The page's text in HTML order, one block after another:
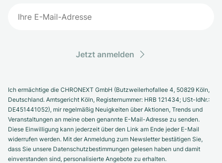
Jetzt anmelden
Ich ermächtige die CHRONEXT GmbH (Butzweilerhofallee 4, 50829 Köln,
Deutschland. Amtsgericht Köln, Registernummer: HRB 121434; USt-IdNr.:
DE451441052), mir regelmäßig Neuigkeiten über Aktionen, Trends und
Veranstaltungen an meine oben genannte E-Mail-Adresse zu senden.
Diese Einwilligung kann jederzeit über den Link am Ende jeder E-Mail
widerrufen werden. Mit der Anmeldung zum Newsletter bestätigen Sie,
dass Sie unsere Datenschutzbestimmungen gelesen haben und damit
einverstanden sind, personalisierte Angebote zu erhalten.